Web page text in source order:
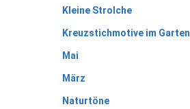
Kleine Strolche
Kreuzstichmotive im Garten
Mai
März
Naturtöne